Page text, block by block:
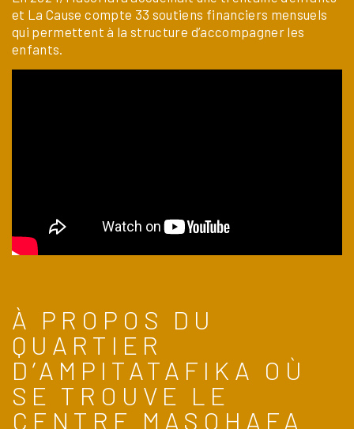
et La Cause compte 33 soutiens financiers mensuels
qui permettent à la structure d’accompagner les
enfants.
À PROPOS DU
QUARTIER
D’AMPITATAFIKA OÙ
SE TROUVE LE
CENTRE MASOHAFA